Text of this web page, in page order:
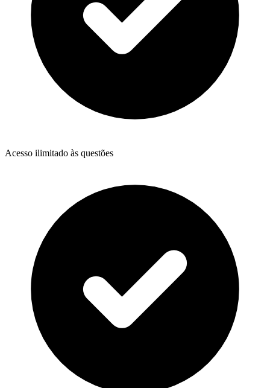
Acesso ilimitado às questões